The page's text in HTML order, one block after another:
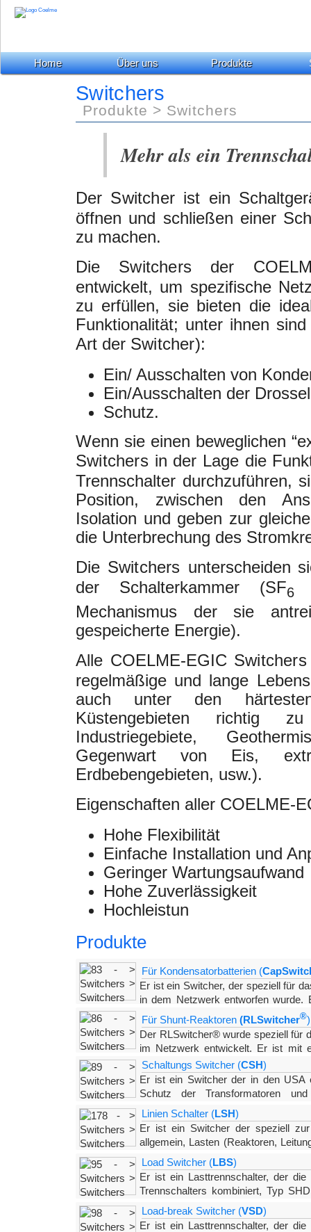
Home Über uns Produkte
Switchers
Produkte > Switchers
Mehr als ein
Der Switcher ist ein
öffnen und schließen einer
zu machen.
Die Switchers der
entwickelt, um spezifische
zu erfüllen, sie bieten die
Funktionalität; unter ihnen
Art der Switcher):
Ein/ Ausschalten von
Ein/Ausschalten der
Schutz.
Wenn sie einen beweglichen
Switchers in der Lage die
Trennschalter durchzuführen,
Position, zwischen den
Isolation und geben zur
die Unterbrechung des
Die Switchers unterscheiden
der Schalterkammer (SF
Mechanismus der sie
gespeicherte Energie).
Alle COELME-EGIC
regelmäßige und lange
auch unter den
Küstengebieten richtig
Industriegebiete,
Gegenwart von Eis,
Erdbebengebieten, usw.).
Eigenschaften aller COELME-
Hohe Flexibilität
Einfache Installation und
Geringer Wartungsaufwand
Hohe Zuverlässigkeit
Hochleistun
Produkte
Für Kondensatorbatterien (
Er ist ein Switcher, der speziell für
in dem Netzwerk entworfen wurde.
SF6 Trennkammer des Typs “Puffer” ausgestattet,
Für Shunt-Reaktoren (RLSwitcher®)
Der RLSwitcher® wurde speziell für
im Netzwerk entwickelt. Er ist mit
SF6 Trennkammer des Typs “Puffer”
Schaltungs Switcher (CSH)
Er ist ein Switcher der in den USA
Schutz der Transformatoren und
Leitungen, Kabel,usw.) als Alternative zu
einer speziellen
Linien Schalter (LSH)
Er ist ein Switcher der speziell
allgemein, Lasten (Reaktoren, Leit
und zuverlässigen Weise zu steuern. Er ist mit
Load Switcher (LBS)
Er ist ein Lasttrennschalter, der
Trennschalters kombiniert, Typ
welchen er ausgestattet ist. Die
Trennschalters aktiviert,
Load-break Switcher (VSD)
Er ist ein Lasttrennschalter, der